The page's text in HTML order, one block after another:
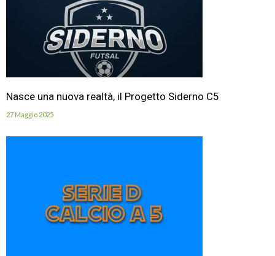
Nasce una nuova realtà, il Progetto Siderno C5
27 Maggio 2025